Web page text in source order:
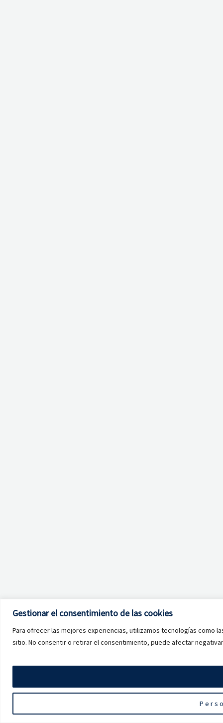
Gestionar el consentimiento de las cookies
Para ofrecer las mejores experiencias, utilizamos tecnologías como
sitio. No consentir o retirar el consentimiento, puede afectar